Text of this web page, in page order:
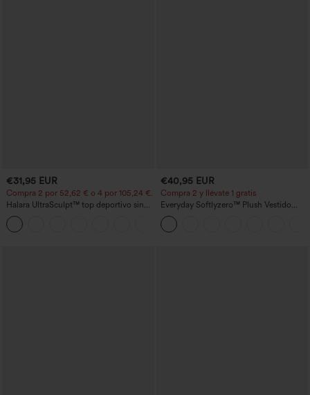
€31,95 EUR
Compra 2 por 52,62 € o 4 por 105,24 €.
Halara UltraSculpt™ top deportivo sin
mangas con escote redondo y bajo
curvo
€40,95 EUR
Compra 2 y llévate 1 gratis
Everyday Softlyzero™ Plush Vestido
deportivo sin espalda 2 en 1
acampanado -Wannabe -Easy Peezy